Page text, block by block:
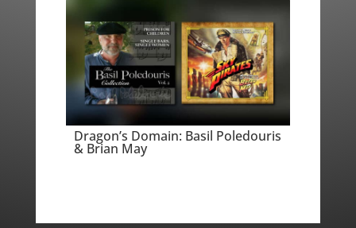
Dragon’s Domain: Basil Poledouris
& Brian May